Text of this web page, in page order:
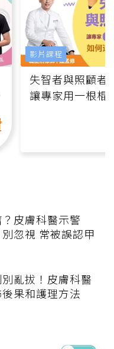
失智者與照顧者
讓專家用一根棍
影片課程
皮膚科醫示警
別忽視 常被誤認甲
亂拔！皮膚科醫
果和護理方法